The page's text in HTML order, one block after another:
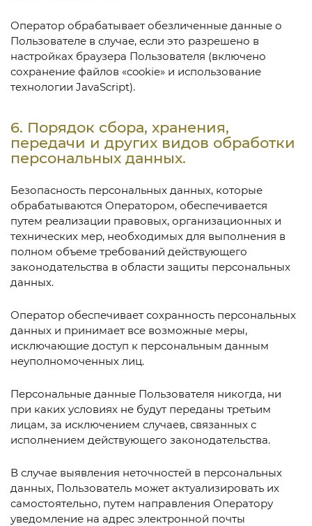
Оператор обрабатывает обезличенные данные о
Пользователе в случае, если это разрешено в
настройках браузера Пользователя (включено
сохранение файлов «cookie» и использование
технологии JavaScript).
6. Порядок сбора, хранения,
передачи и других видов обработки
персональных данных.
Безопасность персональных данных, которые
обрабатываются Оператором, обеспечивается
путем реализации правовых, организационных и
технических мер, необходимых для выполнения в
полном объеме требований действующего
законодательства в области защиты персональных
данных.
Оператор обеспечивает сохранность персональных
данных и принимает все возможные меры,
исключающие доступ к персональным данным
неуполномоченных лиц.
Персональные данные Пользователя никогда, ни
при каких условиях не будут переданы третьим
лицам, за исключением случаев, связанных с
исполнением действующего законодательства.
В случае выявления неточностей в персональных
данных, Пользователь может актуализировать их
самостоятельно, путем направления Оператору
уведомление на адрес электронной почты